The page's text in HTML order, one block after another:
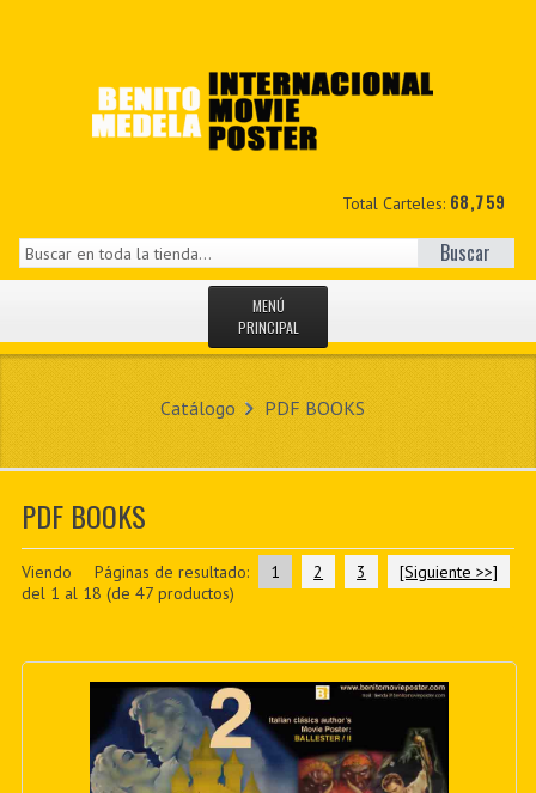
Total Carteles: 68,759
Buscar
MENÚ
PRINCIPAL
MIS DATOS
PDF BOOKS
Catálogo PDF BOOKS
PDF BOOKS
Páginas de resultado: 1 2 3 [Siguiente >>]
Viendo
del 1 al 18 (de 47productos)